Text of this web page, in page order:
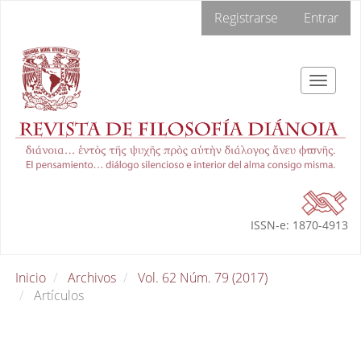
Contenido
principal
Barra
lateral
Registrarse Entrar
Toggle
ISSN-e: 1870-4913
Inicio Archivos
Vol. 62 Núm. 79 (2017)
Artículos